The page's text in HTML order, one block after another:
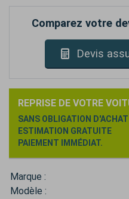
Comparez votre
Devis
REPRISE DE VOTRE
SANS OBLIGATION D'ACHAT
ESTIMATION GRATUITE
PAIEMENT IMMÉDIAT.
Marque :
Modèle :